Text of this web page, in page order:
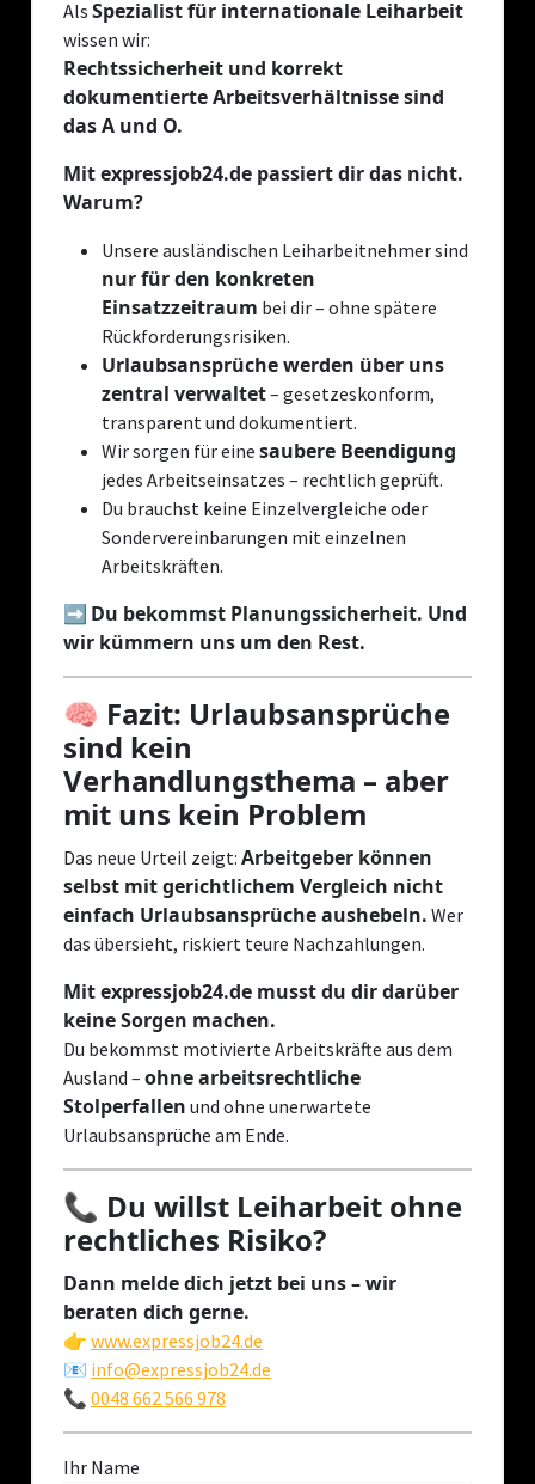
Als Spezialist für internationale Leiharbeit
wissen wir:
Rechtssicherheit und korrekt
dokumentierte Arbeitsverhältnisse sind
das A und O.
Mit expressjob24.de passiert dir das nicht.
Warum?
Unsere ausländischen Leiharbeitnehmer sind
nur für den konkreten
Einsatzzeitraum bei dir – ohne spätere
Rückforderungsrisiken.
Urlaubsansprüche werden über uns
zentral verwaltet– gesetzeskonform,
transparent und dokumentiert.
Wir sorgen für eine saubere Beendigung
jedes Arbeitseinsatzes – rechtlich geprüft.
Du brauchst keine Einzelvergleiche oder
Sondervereinbarungen mit einzelnen
Arbeitskräften.
➡️ Du bekommst Planungssicherheit. Und
wir kümmern uns um den Rest.
🧠 Fazit: Urlaubsansprüche
sind kein
Verhandlungsthema – aber
mit uns kein Problem
Das neue Urteil zeigt: Arbeitgeber können
selbst mit gerichtlichem Vergleich nicht
einfach Urlaubsansprüche aushebeln. Wer
das übersieht, riskiert teure Nachzahlungen.
Mit expressjob24.de musst du dir darüber
keine Sorgen machen.
Du bekommst motivierte Arbeitskräfte aus dem
Ausland – ohne arbeitsrechtliche
Stolperfallen und ohne unerwartete
Urlaubsansprüche am Ende.
📞 Du willst Leiharbeit ohne
rechtliches Risiko?
Dann melde dich jetzt bei uns – wir
beraten dich gerne.
👉 www.expressjob24.de
📧 info@expressjob24.de
📞 0048 662 566 978
Ihr Name